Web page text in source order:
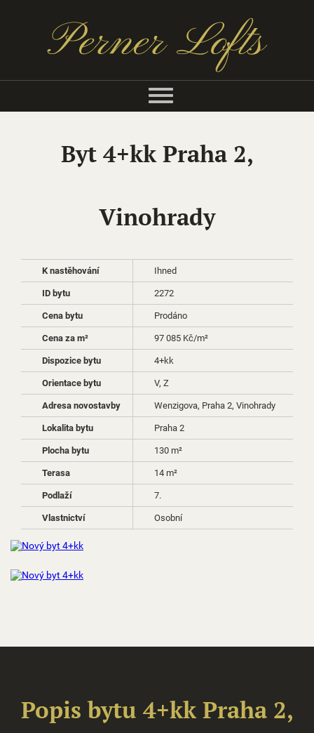
Byt 4+kk Praha 2,
Vinohrady
K nastěhování Ihned
ID bytu 2272
Cena bytu Prodáno
Cena za m² 97 085 Kč/m²
Dispozice bytu 4+kk
Orientace bytu V, Z
Adresa novostavby Wenzigova, Praha 2, Vinohrady
Lokalita bytu Praha 2
Plocha bytu 130 m²
Terasa 14 m²
Podlaží 7.
Vlastnictví Osobní
Popis bytu 4+kk Praha 2,